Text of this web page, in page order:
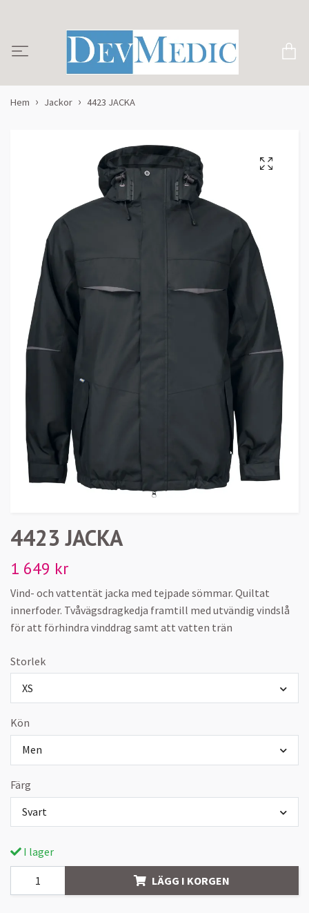
Hem Jackor 4423 JACKA
4423 JACKA
1 649 kr
Vind- och vattentät jacka med tejpade sömmar. Quiltat
innerfoder. Tvåvägsdragkedja framtill med utvändig vindslå
för att förhindra vinddrag samt att vatten trän
Storlek
XS
Kön
Men
Färg
Svart
I lager
LÄGG I KORGEN